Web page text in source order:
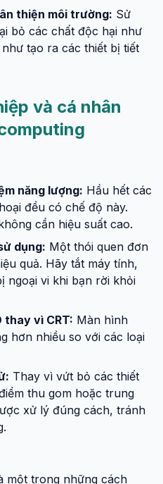
thiện môi trường: Sử
bỏ các chất độc hại như
tạo ra các thiết bị tiết
và cá nhân
năng lượng: Hầu hết các
đều có chế độ này.
cần hiệu suất cao.
dụng: Một thói quen đơn
quả. Hãy tắt máy tính,
ngoại vi khi bạn rời khỏi
thay vì CRT: Màn hình
hơn nhiều so với các loại
Thay vì vứt bỏ các thiết
thu gom hoặc trung
xử lý đúng cách, tránh
một trong những cách